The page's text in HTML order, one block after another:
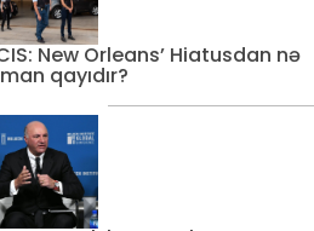
New Orleans’ Hiatusdan nə
qayıdır?